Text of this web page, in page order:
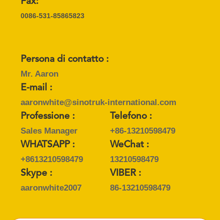
POLITICA
PRIVACY
0086-531-85865823
Persona di contatto :
Mr. Aaron
E-mail :
aaronwhite@sinotruk-international.com
Professione :
Sales Manager
Telefono :
+86-13210598479
WHATSAPP :
+8613210598479
WeChat :
13210598479
Skype :
aaronwhite2007
VIBER :
86-13210598479